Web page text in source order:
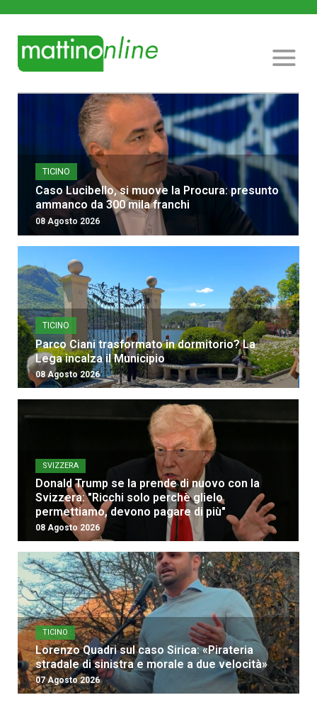
TICINO
Caso Lucibello, si muove la Procura: presunto
ammanco da 300 mila franchi
08 Agosto 2026
TICINO
Parco Ciani trasformato in dormitorio? La
Lega incalza il Municipio
08 Agosto 2026
SVIZZERA
Donald Trump se la prende di nuovo con la
Svizzera: "Ricchi solo perchè glielo
permettiamo, devono pagare di più"
08 Agosto 2026
TICINO
Lorenzo Quadri sul caso Sirica: «Pirateria
stradale di sinistra e morale a due velocità»
07 Agosto 2026